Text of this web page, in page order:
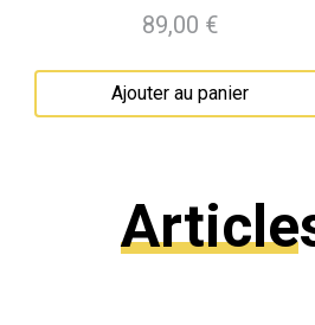
Prix
89,00 €
Ajouter au panier